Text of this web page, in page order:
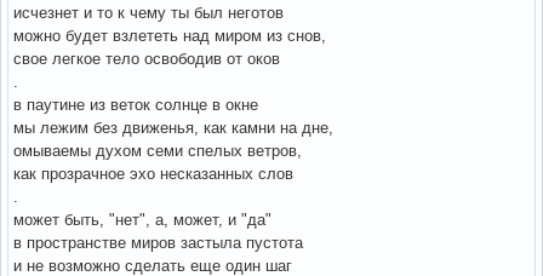
исчезнет и то к чему ты был неготов
можно будет взлететь над миром из снов,
свое легкое тело освободив от оков
в паутине из веток солнце в окне
мы лежим без движенья, как камни на дне,
омываемы духом семи спелых ветров,
как прозрачное эхо несказанных слов
может быть, "нет", а, может, и "да"
в пространстве миров застыла пустота
и не возможно сделать еще один шаг